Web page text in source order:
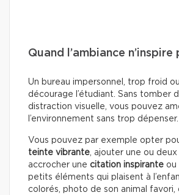
Quand l’ambiance n’inspire
Un bureau impersonnel, trop froid
décourage l’étudiant. Sans tomber
distraction visuelle, vous pouvez
l’environnement sans trop dépenser.
Vous pouvez par exemple opter
teinte vibrante, ajouter une ou deux
accrocher une citation inspirante ou
petits éléments qui plaisent à
colorés, photo de son animal favori,